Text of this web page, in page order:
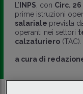
L’ INPS , con Circ.
prime istruzioni
salariale prevista
operanti nei settori
calzaturiero(TAC).
a cura di